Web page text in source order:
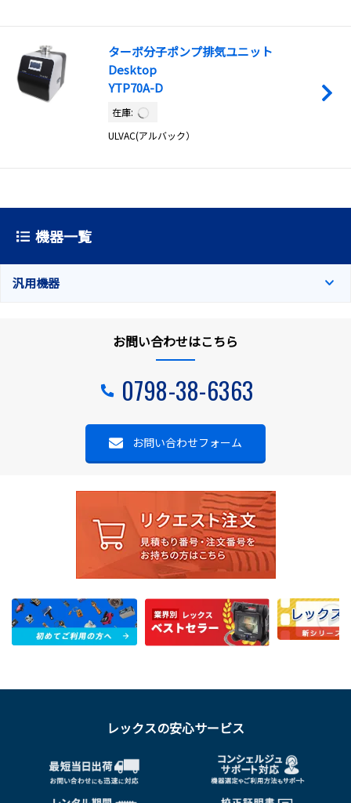
ターボ分子ポンプ排気ユニット
Desktop
YTP70A-D
在庫:
ULVAC(アルバック）
機器一覧
汎用機器
お問い合わせはこちら
0798-38-6363
お問い合わせフォーム
レックスの安心サービス